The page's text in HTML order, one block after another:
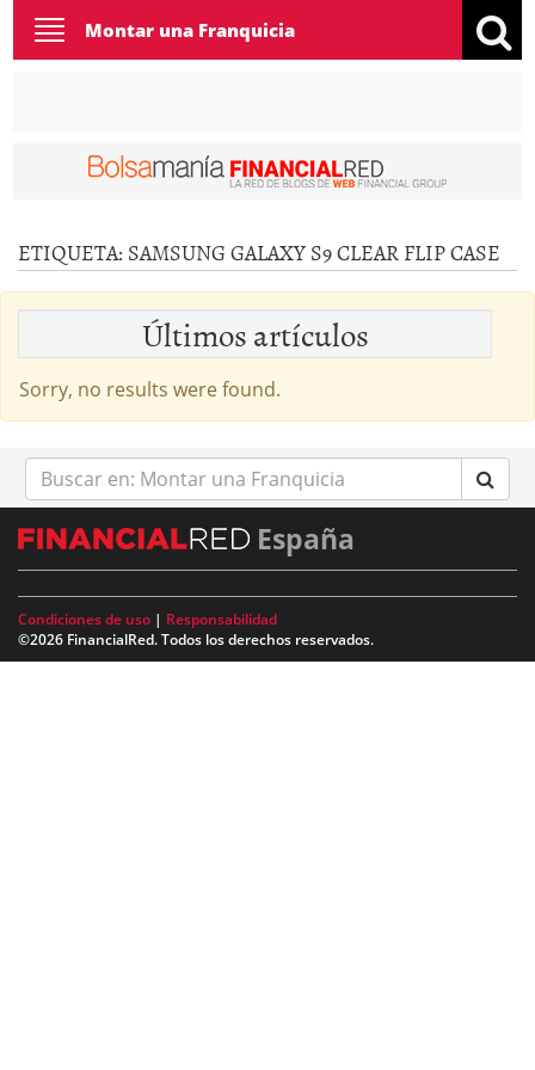
Toggle
navigation
Montar una Franquicia
ETIQUETA: SAMSUNG GALAXY S9 CLEAR FLIP CASE
Últimos artículos
Sorry, no results were found.
Buscar
en:
España
Condiciones de uso | Responsabilidad
©2026 FinancialRed. Todos los derechos reservados.